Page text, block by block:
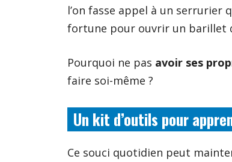
l’on fasse appel à un serrurier
fortune pour ouvrir un barillet
Pourquoi ne pas avoir ses
faire soi-même ?
Un kit d’outils pour
Ce souci quotidien peut